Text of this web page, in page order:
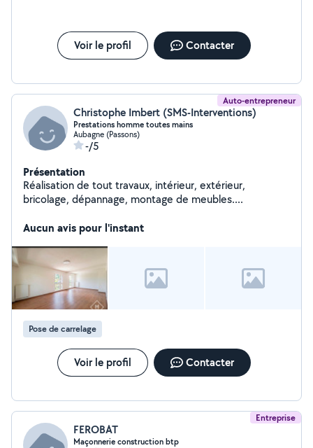
Voir le profil Contacter
Auto-entrepreneur
Christophe Imbert (SMS-Interventions)
Prestations homme toutes mains
Aubagne (Passons)
-/5
Présentation
Réalisation de tout travaux, intérieur, extérieur,
bricolage, dépannage, montage de meubles....
Aucun avis pour l'instant
Pose de carrelage
Voir le profil Contacter
Entreprise
FEROBAT
Maçonnerie construction btp